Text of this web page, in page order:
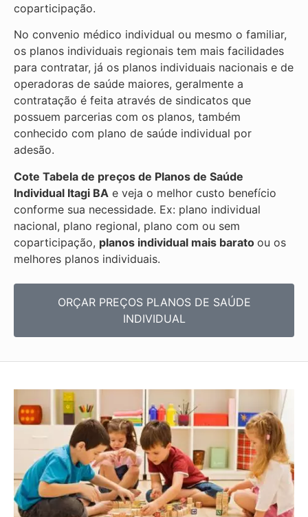
coparticipação.
No convenio médico individual ou mesmo o familiar,
os planos individuais regionais tem mais facilidades
para contratar, já os planos individuais nacionais e de
operadoras de saúde maiores, geralmente a
contratação é feita através de sindicatos que
possuem parcerias com os planos, também
conhecido com plano de saúde individual por
adesão.
Cote Tabela de preços de Planos de Saúde
Individual Itagi BA e veja o melhor custo benefício
conforme sua necessidade. Ex: plano individual
nacional, plano regional, plano com ou sem
coparticipação, planos individual mais barato ou os
melhores planos individuais.
ORÇAR PREÇOS PLANOS DE SAÚDE
INDIVIDUAL